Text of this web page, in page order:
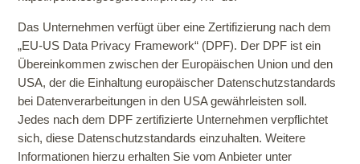
Das Unternehmen verfügt über eine Zertifizierung nach dem
„EU-US Data Privacy Framework“ (DPF). Der DPF ist ein
Übereinkommen zwischen der Europäischen Union und den
USA, der die Einhaltung europäischer Datenschutzstandards
bei Datenverarbeitungen in den USA gewährleisten soll.
Jedes nach dem DPF zertifizierte Unternehmen verpflichtet
sich, diese Datenschutzstandards einzuhalten. Weitere
Informationen hierzu erhalten Sie vom Anbieter unter